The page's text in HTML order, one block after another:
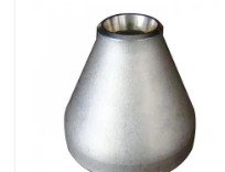
VRショー
私達について